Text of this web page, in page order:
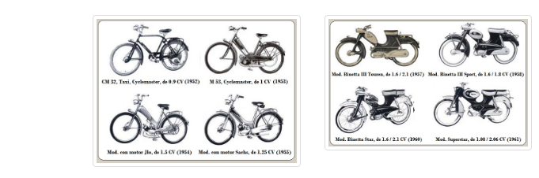
• Mod. Con motorUNIVERSAL (Willisau) , (licencia) monocilíndrica de 248 ccohv
• Rabenerick-Opti: motorOPTI, monocilíndrico de 250 cc
. 1955
• Super Sport MkIV: de 2 y 3 velocidades. 1959-1961
• Super Sport MkV: 3 velocidades. 1958
Escúteres
Común a ambos: motor SACHS 49 cc, turbo ventilador de refrigeración motor,
/ basculante con amortiguadores hidráulicos, cambio de marchas mediante
con banda lateral blanca,cadenade transmisión final completamente
faro de ø 130 mm y 78 kg.